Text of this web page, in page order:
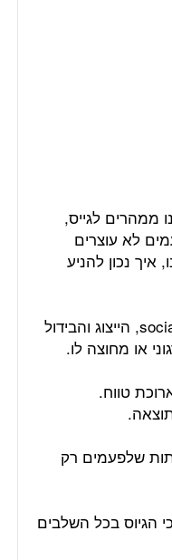
ממהרים לגייס,
לא עוצרים
נכון להניע
"חשוב מאוד לבחור את הפרטנרים הנכונים לדרך. הנוכחות ב-social media, הייצוג והבידול
או מחוצה לו.
טווח.
שלפעמים רק
הגיוס בכל השלבים